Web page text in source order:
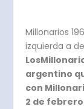
Millonarios
izquierda a
argentino
con
2 de